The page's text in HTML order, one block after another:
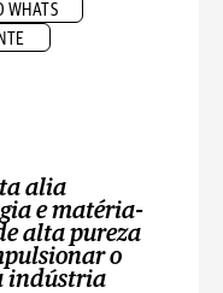
WHATS
alia
e matéria-
alta pureza
o
indústria